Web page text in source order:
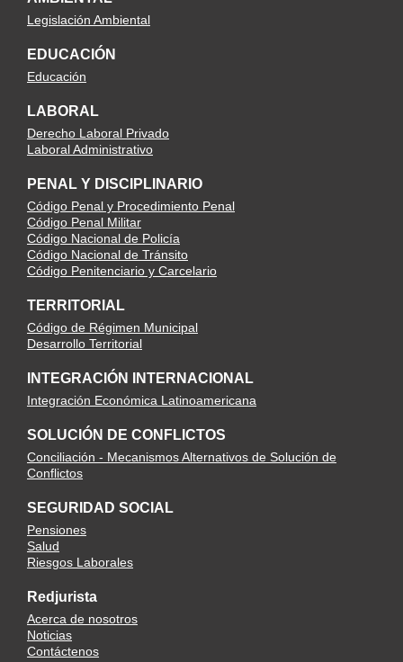
Legislación Ambiental
EDUCACIÓN
Educación
LABORAL
Derecho Laboral Privado
Laboral Administrativo
PENAL Y DISCIPLINARIO
Código Penal y Procedimiento Penal
Código Penal Militar
Código Nacional de Policía
Código Nacional de Tránsito
Código Penitenciario y Carcelario
TERRITORIAL
Código de Régimen Municipal
Desarrollo Territorial
INTEGRACIÓN INTERNACIONAL
Integración Económica Latinoamericana
SOLUCIÓN DE CONFLICTOS
Conciliación - Mecanismos Alternativos de Solución de
Conflictos
SEGURIDAD SOCIAL
Pensiones
Salud
Riesgos Laborales
Redjurista
Acerca de nosotros
Noticias
Contáctenos